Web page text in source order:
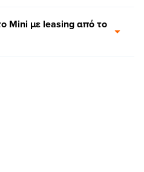
Mini με leasing από τo